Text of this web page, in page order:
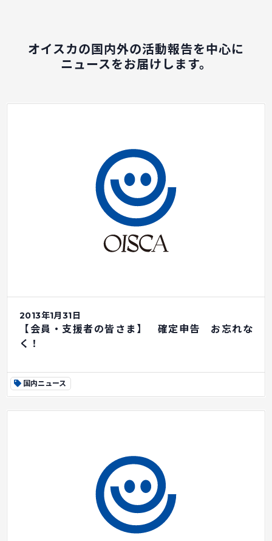
オイスカの国内外の活動報告を中心に
ニュースをお届けします。
2013年1月31日
【会員・支援者の皆さま】 確定申告 お忘れな
く！
国内ニュース